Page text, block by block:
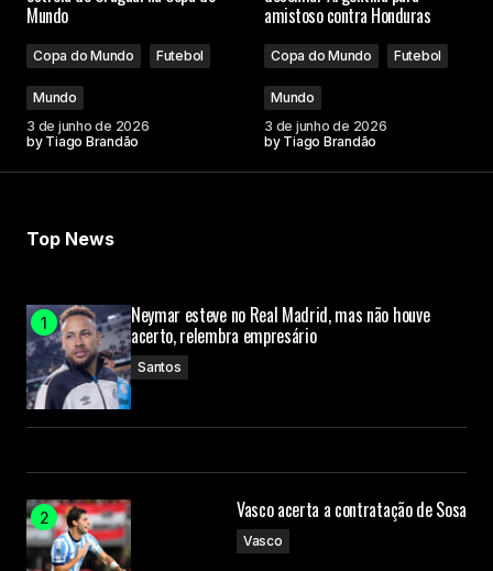
Mundo
Copa do Mundo Futebol
Mundo
3 de junho de 2026
by Tiago Brandão
amistoso contra Honduras
Copa do Mundo Futebol
Mundo
3 de junho de 2026
by Tiago Brandão
Top News
Neymar esteve no Real Madrid, mas não houve
acerto, relembra empresário
Santos
Vasco acerta a contratação de Sosa
Vasco